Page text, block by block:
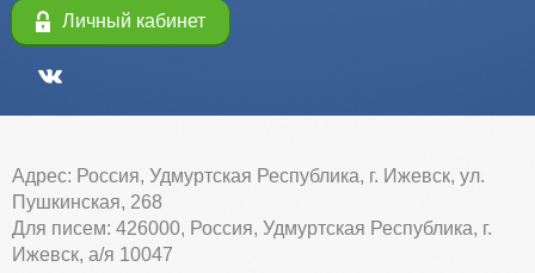
Личный кабинет
Адрес: Россия, Удмуртская Республика, г. Ижевск, ул.
Пушкинская, 268
Для писем: 426000, Россия, Удмуртская Республика, г.
Ижевск, а/я 10047